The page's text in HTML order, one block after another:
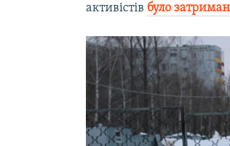
активістів було